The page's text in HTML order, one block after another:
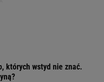
których wstyd nie znać.